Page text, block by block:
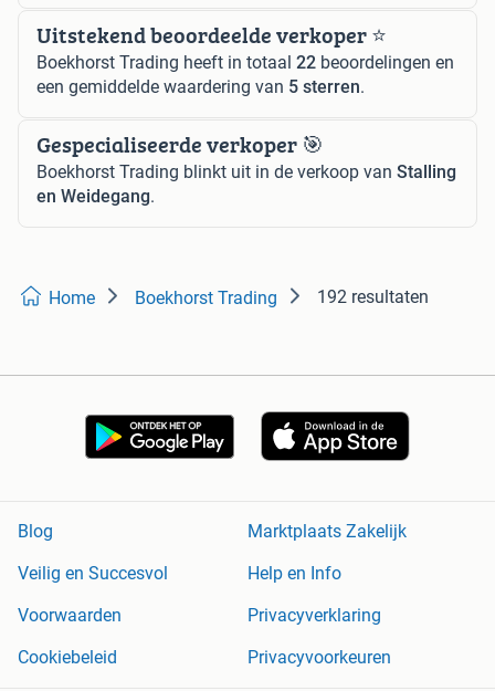
Uitstekend beoordeelde verkoper ⭐️
Boekhorst Trading heeft in totaal 22 beoordelingen en
een gemiddelde waardering van 5 sterren.
Gespecialiseerde verkoper 🎯
Boekhorst Trading blinkt uit in de verkoop van Stalling
en Weidegang.
Home Boekhorst Trading 192 resultaten
Blog
Marktplaats Zakelijk
Veilig en Succesvol
Help en Info
Voorwaarden
Privacyverklaring
Cookiebeleid
Privacyvoorkeuren